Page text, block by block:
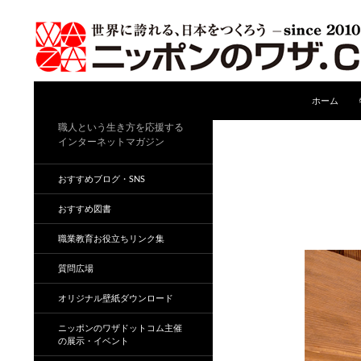
ホーム
職人という生き方を応援する
インターネットマガジン
おすすめブログ・SNS
おすすめ図書
職業教育お役立ちリンク集
質問広場
オリジナル壁紙ダウンロード
ニッポンのワザドットコム主催
の展示・イベント